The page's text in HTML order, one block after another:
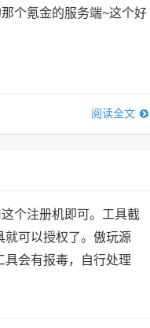
个氪金的服务端~这个好
阅读全文
个注册机即可。工具截
就可以授权了。傲玩源
会有报毒，自行处理